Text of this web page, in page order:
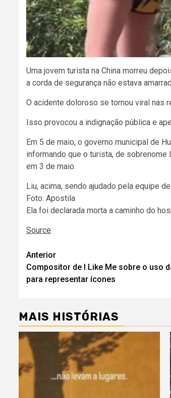
Uma jovem turista na China morreu
a corda de segurança não estava
O acidente doloroso se tornou viral
Isso provocou a indignação pública e
Em 5 de maio, o governo municipal de
informando que o turista, de
em 3 de maio.
Liu, acima, sendo ajudado pela equipe
Foto: Apostila
Ela foi declarada morta a caminho do
Source
Navegação
de
Anterior
Compositor de I Like Me sobre o uso
para representar ícones
MAIS HISTÓRIAS